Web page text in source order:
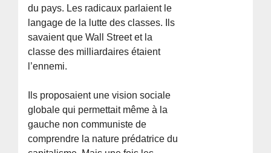
du pays. Les radicaux parlaient le
langage de la lutte des classes. Ils
savaient que Wall Street et la
classe des milliardaires étaient
l’ennemi.
Ils proposaient une vision sociale
globale qui permettait même à la
gauche non communiste de
comprendre la nature prédatrice du